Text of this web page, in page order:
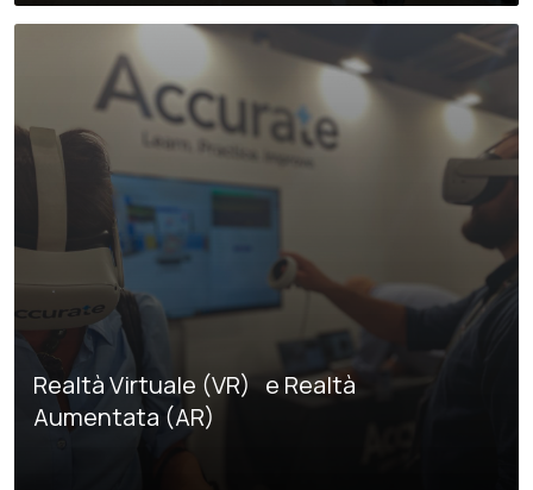
Realtà Virtuale (VR) e Realtà
Aumentata (AR)